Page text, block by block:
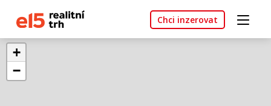
Chci inzerovat
+
−